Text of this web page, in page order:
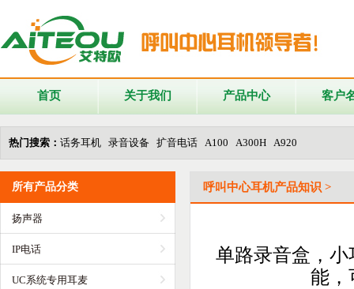
首页 关于我们 产品中心 客户
热门搜索： 话务耳机 录音设备 扩音电话 A100 A300H A920
所有产品分类
扬声器
IP电话
UC系统专用耳麦
呼叫中心耳机产品知识 >
单路录音盒，
能，